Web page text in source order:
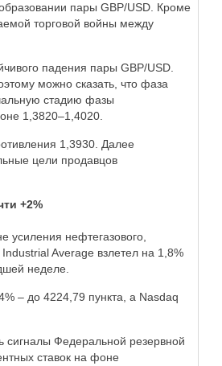
пары GBP/USD. Кроме
торговой войны между
падения пары GBP/USD.
можно сказать, что фаза
стадию фазы
1,3820–1,4020.
1,3930. Далее
цели продавцов
+2%
нефтегазового,
Average взлетел на 1,8%
неделе.
– до 4224,79 пункта, а Nasdaq
сигналы Федеральной резервной
ставок на фоне